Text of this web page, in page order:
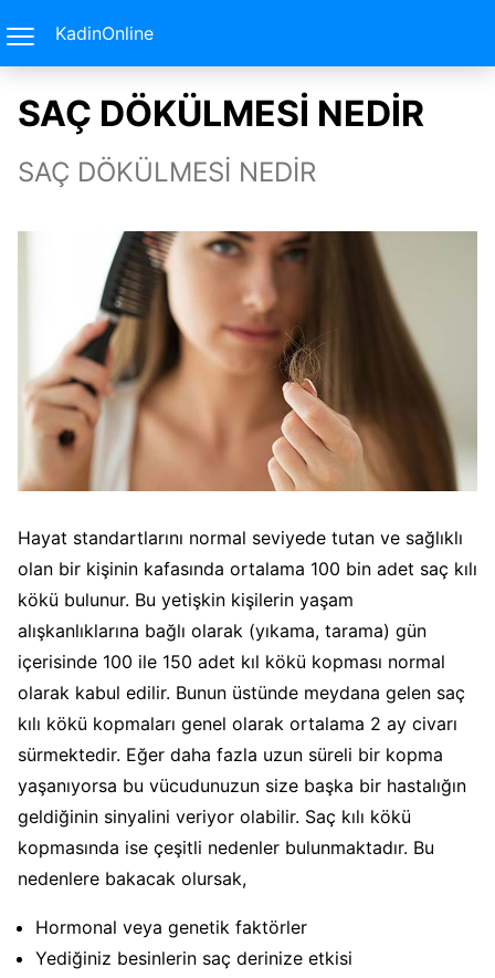
KadinOnline
SAÇ DÖKÜLMESİ NEDİR
SAÇ DÖKÜLMESİ NEDİR
Hayat standartlarını normal seviyede tutan ve sağlıklı
olan bir kişinin kafasında ortalama 100 bin adet saç kılı
kökü bulunur. Bu yetişkin kişilerin yaşam
alışkanlıklarına bağlı olarak (yıkama, tarama) gün
içerisinde 100 ile 150 adet kıl kökü kopması normal
olarak kabul edilir. Bunun üstünde meydana gelen saç
kılı kökü kopmaları genel olarak ortalama 2 ay civarı
sürmektedir. Eğer daha fazla uzun süreli bir kopma
yaşanıyorsa bu vücudunuzun size başka bir hastalığın
geldiğinin sinyalini veriyor olabilir. Saç kılı kökü
kopmasında ise çeşitli nedenler bulunmaktadır. Bu
nedenlere bakacak olursak,
Hormonal veya genetik faktörler
Yediğiniz besinlerin saç derinize etkisi